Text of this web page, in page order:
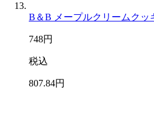
B＆B メープルクリームクッ
748円
税込
807.84円